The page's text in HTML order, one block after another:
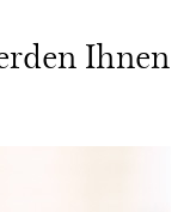
Ihnen